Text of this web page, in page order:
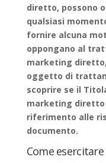
diretto, possono
qualsiasi
fornire alcuna
oppongano al
marketing
oggetto di
scoprire se il
marketing
riferimento alle
documento.
Come